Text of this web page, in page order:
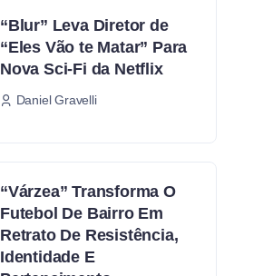
“Blur” Leva Diretor de
“Eles Vão te Matar” Para
Nova Sci-Fi da Netflix
Daniel Gravelli
“Várzea” Transforma O
Futebol De Bairro Em
Retrato De Resistência,
Identidade E